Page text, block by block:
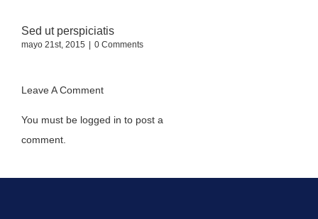
Sed ut perspiciatis
mayo 21st, 2015 0 Comments
Leave A Comment
You must be logged in to post a
comment.